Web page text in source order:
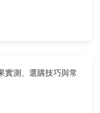
家庭旅遊，都能找